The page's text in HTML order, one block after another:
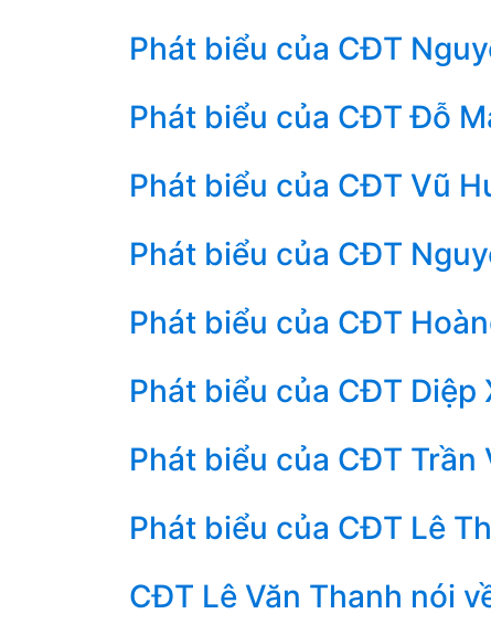
Phát biểu của CĐT
Phát biểu của CĐT Đỗ
Phát biểu của CĐT Vũ
Phát biểu của CĐT
Phát biểu của CĐT
Phát biểu của CĐT
Phát biểu của CĐT Trần
Phát biểu của CĐT Lê
CĐT Lê Văn Thanh nói